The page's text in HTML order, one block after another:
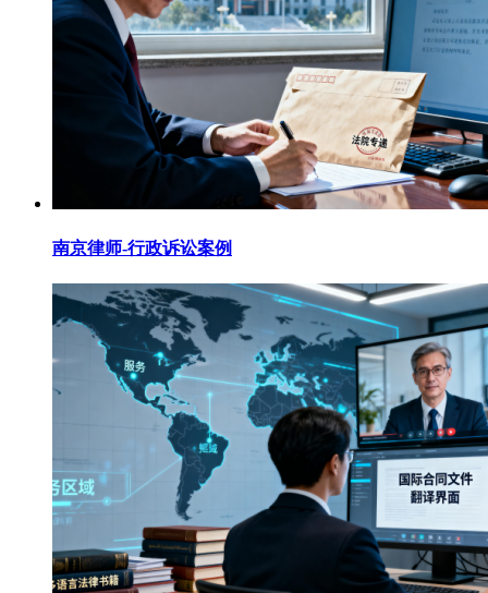
南京律师-行政诉讼案例